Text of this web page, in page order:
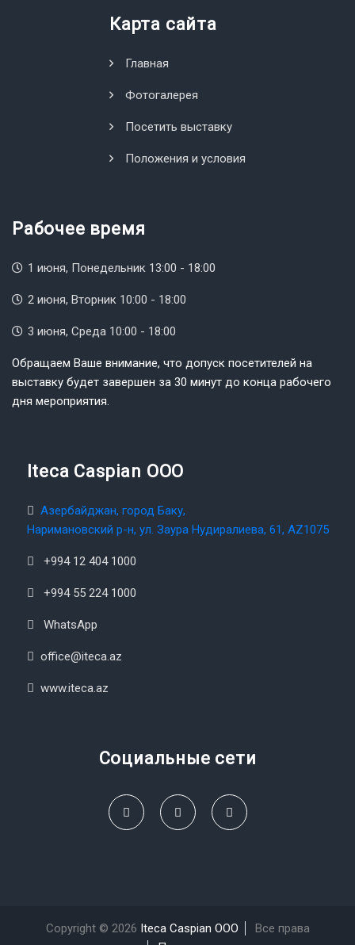
Карта сайта
Главная
Фотогалерея
Посетить выставку
Положения и условия
Рабочее время
1 июня, Понедельник 13:00 - 18:00
2 июня, Вторник 10:00 - 18:00
3 июня, Среда 10:00 - 18:00
Обращаем Ваше внимание, что допуск посетителей на
выставку будет завершен за 30 минут до конца рабочего
дня мероприятия.
Iteca Caspian OOO
Азербайджан, город Баку,
Наримановский р-н, ул. Заура Нудиралиева, 61, AZ1075
+994 12 404 1000
+994 55 224 1000
WhatsApp
office@iteca.az
www.iteca.az
Социальные сети
Copyright © 2026 Iteca Caspian OOO
Все права